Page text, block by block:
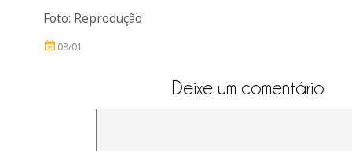
Foto: Reprodução
08/01
Deixe um comentário